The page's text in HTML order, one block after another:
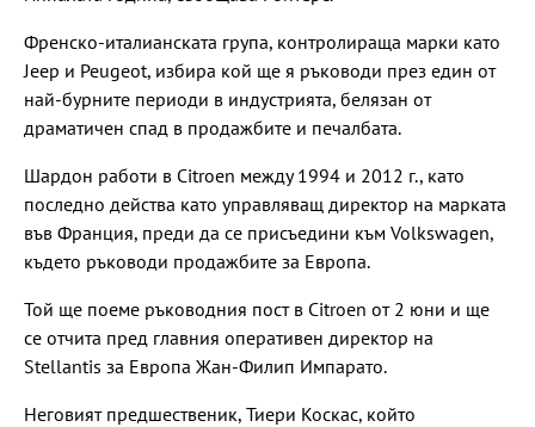
Френско-италианската група, контролираща марки като
Jeep и Peugeot, избира кой ще я ръководи през един от
най-бурните периоди в индустрията, белязан от
драматичен спад в продажбите и печалбата.
Шардон работи в Citroen между 1994 и 2012 г., като
последно действа като управляващ директор на марката
във Франция, преди да се присъедини към Volkswagen,
където ръководи продажбите за Европа.
Той ще поеме ръководния пост в Citroen от 2 юни и ще
се отчита пред главния оперативен директор на
Stellantis за Европа Жан-Филип Импарато.
Неговият предшественик, Тиери Коскас, който